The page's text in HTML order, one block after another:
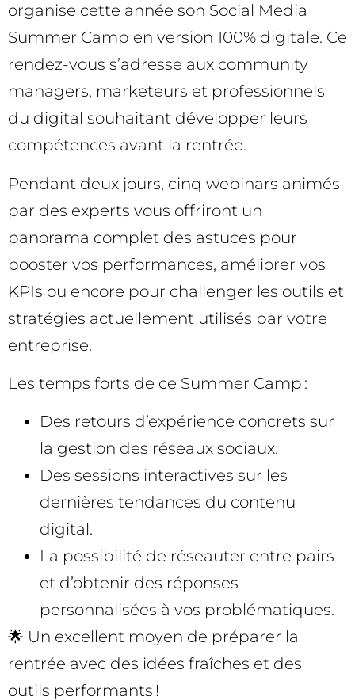
organise cette année son Social Media
Summer Camp en version 100% digitale. Ce
rendez-vous s’adresse aux community
managers, marketeurs et professionnels
du digital souhaitant développer leurs
compétences avant la rentrée.
Pendant deux jours, cinq webinars animés
par des experts vous offriront un
panorama complet des astuces pour
booster vos performances, améliorer vos
KPIs ou encore pour challenger les outils et
stratégies actuellement utilisés par votre
entreprise.
Les temps forts de ce Summer Camp :
Des retours d’expérience concrets sur
la gestion des réseaux sociaux.
Des sessions interactives sur les
dernières tendances du contenu
digital.
La possibilité de réseauter entre pairs
et d’obtenir des réponses
personnalisées à vos problématiques.
🌟 Un excellent moyen de préparer la
rentrée avec des idées fraîches et des
outils performants !